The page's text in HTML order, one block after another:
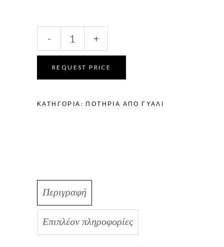
WINE
02
- +
REQUEST PRICE
ΚΑΤΗΓΟΡΊΑ: ΠΟΤΉΡΙΑ ΑΠΟ ΓΥΑΛΊ
Περιγραφή
Επιπλέον πληροφορίες